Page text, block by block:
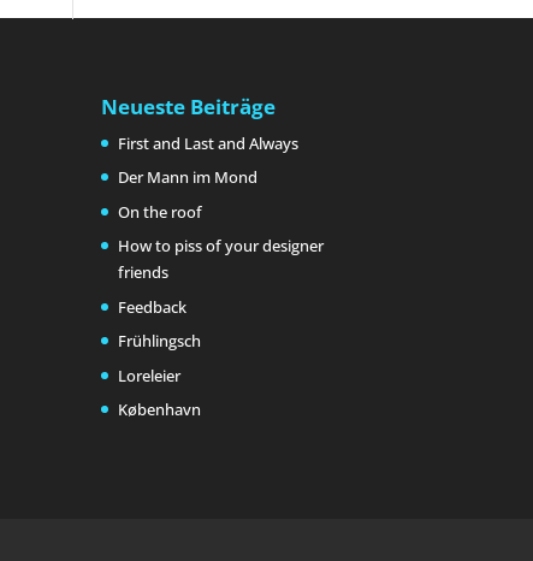
Neueste Beiträge
First and Last and Always
Der Mann im Mond
On the roof
How to piss of your designer
friends
Feedback
Frühlingsch
Loreleier
København